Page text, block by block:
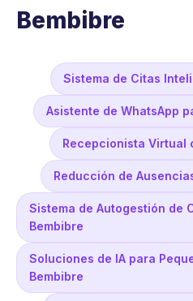
Bembibre
Sistema de Citas
Asistente de WhatsApp
Recepcionista Virtual
Reducción de
Sistema de Autogestión de
Bembibre
Soluciones de IA para
Bembibre